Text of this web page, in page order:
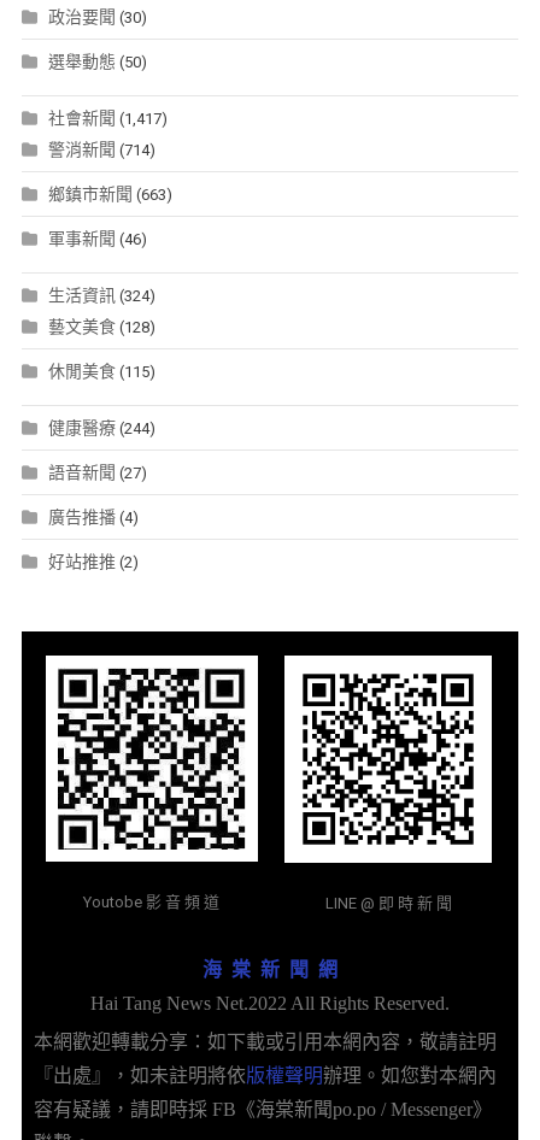
政治要聞 (30)
選舉動態 (50)
社會新聞 (1,417)
警消新聞 (714)
鄉鎮市新聞 (663)
軍事新聞 (46)
生活資訊 (324)
藝文美食(128)
休閒美食(115)
健康醫療(244)
語音新聞 (27)
廣告推播(4)
好站推推 (2)
Youtobe 影 音 頻 道 LINE @ 即 時 新 聞
海 棠 新 聞 網
Hai Tang News Net.2022 All Rights Reserved.
本網歡迎轉載分享：如下載或引用本網內容，敬請註明
『出處』，如未註明將依版權聲明辦理。如您對本網內
容有疑議，請即時採 FB《海棠新聞po.po / Messenger》